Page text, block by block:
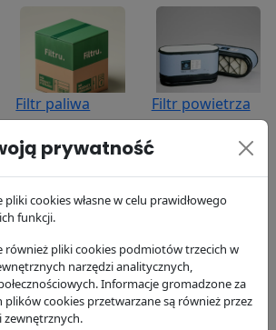
Filtr paliwa
P551422
Donaldson
Filtr powietrza
P606119
Donaldson
Filtr powietrza
prywatność
cookies własne w celu prawidłowego
funkcji.
również pliki cookies podmiotów trzecich w
narzędzi analitycznych,
Informacje gromadzone za
cookies przetwarzane są również przez
zewnętrznych.